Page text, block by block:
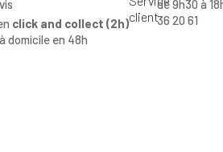
click and collect (2h)
domicile en 48h
de 9h30 à
36 20 61